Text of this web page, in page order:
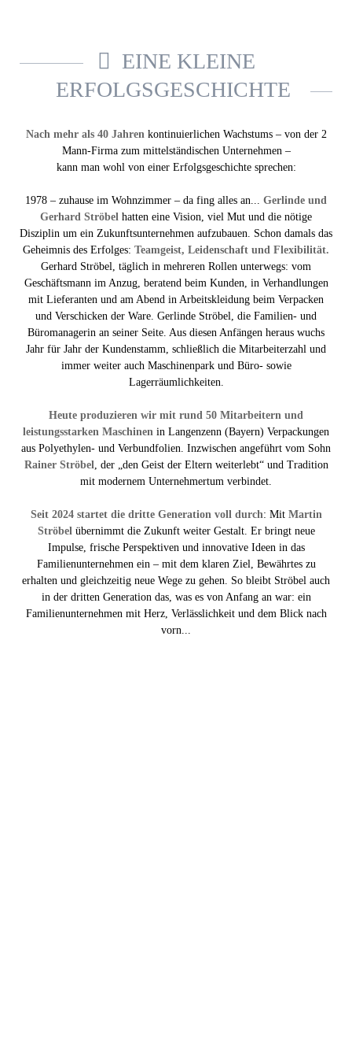
EINE KLEINE
ERFOLGSGESCHICHTE
Nach mehr als 40 Jahren kontinuierlichen Wachstums – von der 2
Mann-Firma zum mittelständischen Unternehmen –
kann man wohl von einer Erfolgsgeschichte sprechen:
1978 – zuhause im Wohnzimmer – da fing alles an... Gerlinde und
Gerhard Ströbel hatten eine Vision, viel Mut und die nötige
Disziplin um ein Zukunftsunternehmen aufzubauen. Schon damals das
Geheimnis des Erfolges: Teamgeist, Leidenschaft und Flexibilität.
Gerhard Ströbel, täglich in mehreren Rollen unterwegs: vom
Geschäftsmann im Anzug, beratend beim Kunden, in Verhandlungen
mit Lieferanten und am Abend in Arbeitskleidung beim Verpacken
und Verschicken der Ware. Gerlinde Ströbel, die Familien- und
Büromanagerin an seiner Seite. Aus diesen Anfängen heraus wuchs
Jahr für Jahr der Kundenstamm, schließlich die Mitarbeiterzahl und
immer weiter auch Maschinenpark und Büro- sowie
Lagerräumlichkeiten.
Heute produzieren wir mit rund 50 Mitarbeitern und
leistungsstarken Maschinen in Langenzenn (Bayern) Verpackungen
aus Polyethylen- und Verbundfolien. Inzwischen angeführt vom Sohn
Rainer Ströbel , der „den Geist der Eltern weiterlebt“ und Tradition
mit modernem Unternehmertum verbindet.
Seit 2024 startet die dritte Generation voll durch: Mit Martin
Ströbel übernimmt die Zukunft weiter Gestalt. Er bringt neue
Impulse, frische Perspektiven und innovative Ideen in das
Familienunternehmen ein – mit dem klaren Ziel, Bewährtes zu
erhalten und gleichzeitig neue Wege zu gehen. So bleibt Ströbel auch
in der dritten Generation das, was es von Anfang an war: ein
Familienunternehmen mit Herz, Verlässlichkeit und dem Blick nach
vorn...